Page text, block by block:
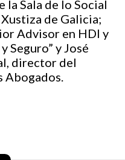
la Sala de lo Social
de Galicia;
Advisor en HDI y
Seguro” y José
director del
Abogados.